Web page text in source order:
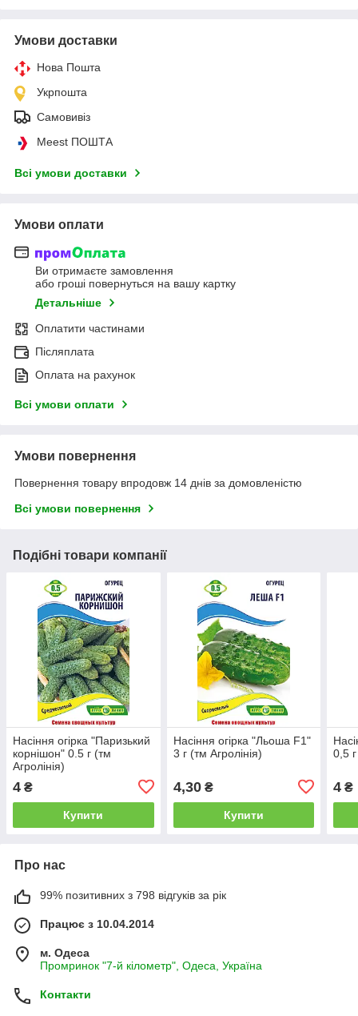
Умови доставки
Нова Пошта
Укрпошта
Самовивіз
Meest ПОШТА
Всі умови доставки
Умови оплати
Ви отримаєте замовлення
або гроші повернуться на вашу картку
Детальніше
Оплатити частинами
Післяплата
Оплата на рахунок
Всі умови оплати
Умови повернення
Повернення товару впродовж 14 днів за домовленістю
Всі умови повернення
Подібні товари компанії
Насіння огірка "Паризький
корнішон" 0.5 г (тм
Агролінія)
4 ₴
Купити
Насіння огірка "Льоша F1"
3 г (тм Агролінія)
4,30₴
Купити
0,5
4 ₴
Про нас
99% позитивних з 798 відгуків за рік
Працює з 10.04.2014
м. Одеса
Промринок "7-й кілометр", Одеса, Україна
Контакти